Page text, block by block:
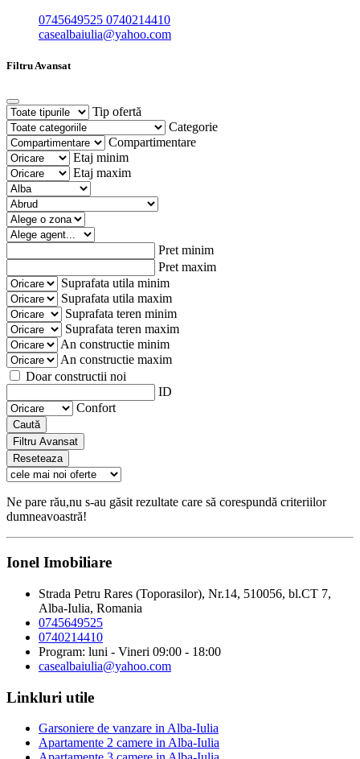
0745649525 0740214410
casealbaiulia@yahoo.com
Filtru Avansat
Tip ofertă
Categorie
Compartimentare
Etaj minim
Etaj maxim
Pret minim
Pret maxim
Suprafata utila minim
Suprafata utila maxim
Suprafata teren minim
Suprafata teren maxim
An constructie minim
An constructie maxim
Doar constructii noi
ID
Confort
Caută
Filtru Avansat
Reseteaza
Ne pare rău,nu s-au găsit rezultate care să corespundă criteriilor
dumneavoastră!
Ionel Imobiliare
Strada Petru Rares (Toporasilor), Nr.14, 510056, bl.CT 7,
Alba-Iulia, Romania
0745649525
0740214410
Program: luni - Vineri 09:00 - 18:00
casealbaiulia@yahoo.com
Linkluri utile
Garsoniere de vanzare in Alba-Iulia
Apartamente 2 camere in Alba-Iulia